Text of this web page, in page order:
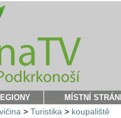
MÍSTNÍ
> Turistika > koupaliště